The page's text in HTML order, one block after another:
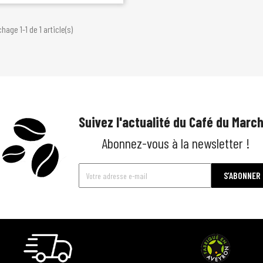
1-1 de 1 article(s)
Suivez l'actualité du Café du
Abonnez-vous à la newsletter !